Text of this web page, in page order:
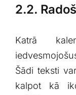
2.2.⁤
Katrā
Šādi⁣ teksti
‌kalpot kā